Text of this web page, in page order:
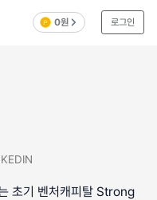
0원 로그인
초기 벤처캐피탈 Strong